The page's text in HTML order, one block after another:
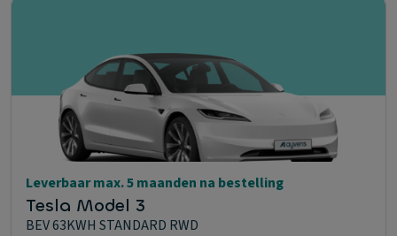
Leverbaar max. 5 maanden na bestelling
Tesla Model 3
BEV 63KWH STANDARD RWD